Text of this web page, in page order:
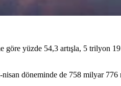
göre yüzde 54,3 artışla, 5 trilyon
döneminde de 758 milyar 776